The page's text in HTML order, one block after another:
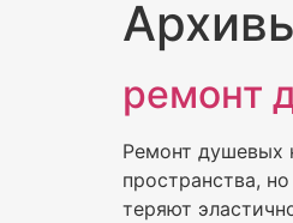
ремонт
Ремонт душевых
пространства,
теряют